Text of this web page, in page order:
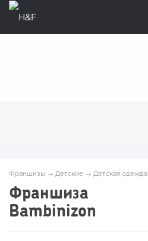
Франшизы → Детские → Детская одежда
Франшиза
Bambinizon